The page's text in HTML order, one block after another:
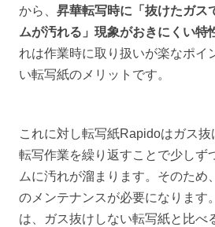
から、 昇華転写時に「抜けたガス
ムが汚れる」現象がおきにくい特
れは作業時に取り扱いが楽なポイ
い転写紙のメリットです。
これに対し転写紙Rapidoはガス
転写作業を繰り返すことで少しず
ムに汚れが溜まります。そのため
のメンテナンスが必要になります
は、ガス抜けしない転写紙と比べ